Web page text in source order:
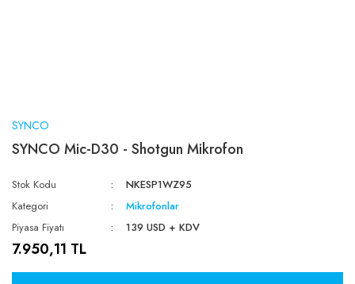
SYNCO
SYNCO Mic-D30 - Shotgun Mikrofon
Stok Kodu
NKESP1WZ95
Kategori
Mikrofonlar
Piyasa Fiyatı
139 USD + KDV
7.950,11 TL